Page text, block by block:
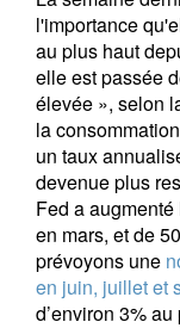
l'importance
au plus haut
elle est passée
élevée », selon
la
un taux
devenue plus
Fed a
en mars, et de
prévoyons une
en juin, juillet et
d’environ 3%